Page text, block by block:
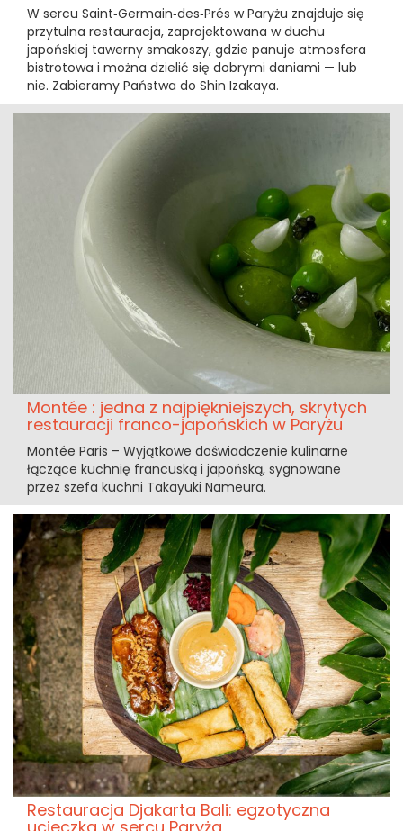
W sercu Saint‑Germain‑des‑Prés w Paryżu znajduje się
przytulna restauracja, zaprojektowana w duchu
japońskiej tawerny smakoszy, gdzie panuje atmosfera
bistrotowa i można dzielić się dobrymi daniami — lub
nie. Zabieramy Państwa do Shin Izakaya.
Montée : jedna z najpiękniejszych, skrytych
restauracji franco-japońskich w Paryżu
Montée Paris – Wyjątkowe doświadczenie kulinarne
łączące kuchnię francuską i japońską, sygnowane
przez szefa kuchni Takayuki Nameura.
Restauracja Djakarta Bali: egzotyczna
ucieczka w sercu Paryża